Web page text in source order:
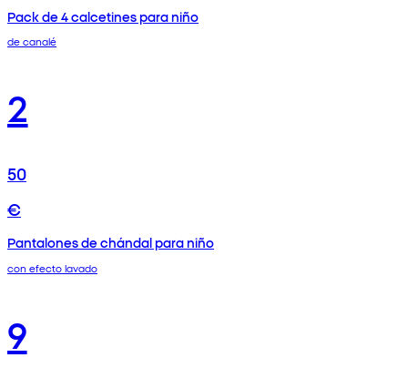
Pack de 4 calcetines para niño
de canalé
2
50
€
Pantalones de chándal para niño
con efecto lavado
9